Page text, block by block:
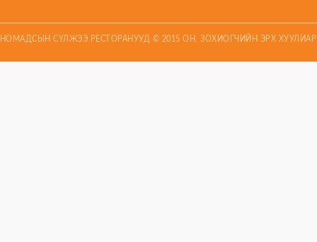
НОМАДСЫН СҮЛЖЭЭ РЕСТОРАНУУД © 2015 ОН. ЗОХИОГЧИЙН ЭРХ